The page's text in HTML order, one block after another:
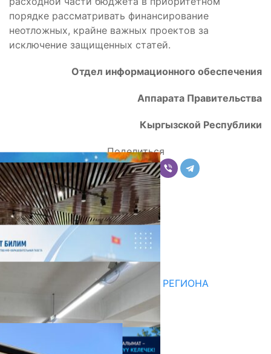
порядке рассматривать финансирование
неотложных, крайне важных проектов за
исключение защищенных статей.
Отдел информационного обеспечения
Аппарата Правительства
Кыргызской Республики
Поделиться
Комментарии
Последние новости
НЕДЕЛЯ В ОБЗОРЕ
07.08.2026
ДЛЯ МЕТОДИСТОВ ЮЖНОГО РЕГИОНА
НАЧАЛОСЬ ОБУЧЕНИЕ
05.08.2026
31.07.2026